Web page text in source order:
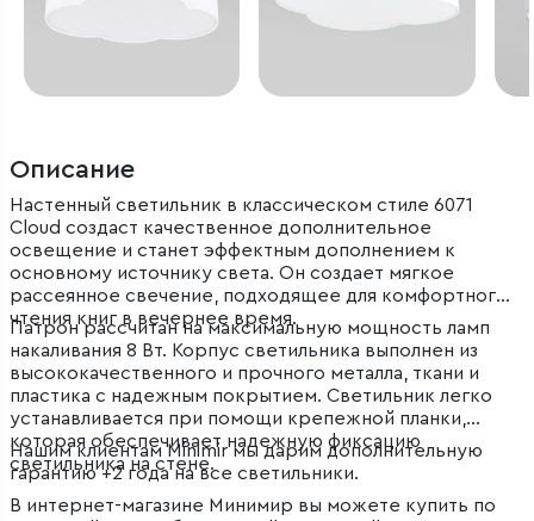
Описание
Настенный светильник в классическом стиле 6071
Cloud создаст качественное дополнительное
освещение и станет эффектным дополнением к
основному источнику света. Он создает мягкое
рассеянное свечение, подходящее для комфортного
чтения книг в вечернее время.
Патрон рассчитан на максимальную мощность ламп
накаливания 8 Вт. Корпус светильника выполнен из
высококачественного и прочного металла, ткани и
пластика с надежным покрытием. Светильник легко
устанавливается при помощи крепежной планки,
которая обеспечивает надежную фиксацию
светильника на стене.
Нашим клиентам Minimir мы дарим дополнительную
гарантию +2 года на все светильники.
В интернет-магазине Минимир вы можете купить по